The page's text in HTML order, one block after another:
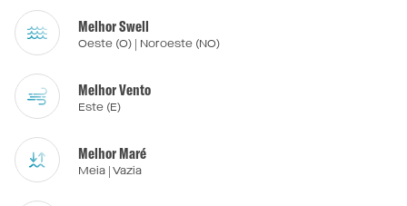
Melhor Swell
Oeste (O) | Noroeste (NO)
Melhor Vento
Este (E)
Melhor Maré
Meia | Vazia